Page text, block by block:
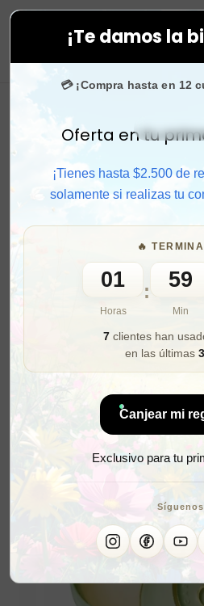
¡Te damos la
💳 ¡Compra hasta en 12
Activar
Oferta en tu
¡Tienes hasta $2.500 de
solamente si realizas tu
🔥
01
Horas
: 59
Min
7clientes han
en las últimas 3
Canjear mi
Exclusivo para tu
Síguenos
⚡ Compra rápido y